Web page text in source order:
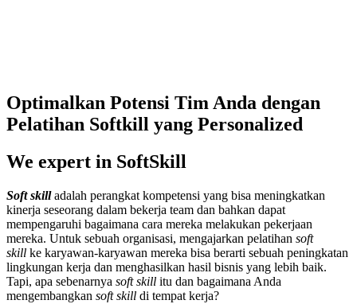
Optimalkan Potensi Tim Anda dengan
Pelatihan Softkill yang Personalized
We expert in SoftSkill
Soft skilladalah perangkat kompetensi yang bisa meningkatkan
kinerja seseorang dalam bekerja team dan bahkan dapat
mempengaruhi bagaimana cara mereka melakukan pekerjaan
mereka. Untuk sebuah organisasi, mengajarkan pelatihan soft
skill ke karyawan-karyawan mereka bisa berarti sebuah peningkatan
lingkungan kerja dan menghasilkan hasil bisnis yang lebih baik.
Tapi, apa sebenarnya soft skill itu dan bagaimana Anda
mengembangkan soft skill di tempat kerja?